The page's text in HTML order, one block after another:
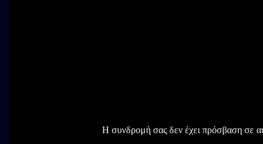
Η συνδρομή σας δεν έχει πρόσβαση σε